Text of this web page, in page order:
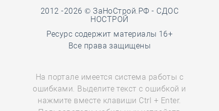
2012 -2026 © ЗаНоСтрой.РФ - СДОС
НОСТРОЙ
Ресурс содержит материалы 16+
Все права защищены
На портале имеется система работы с
ошибками. Выделите текст с ошибкой и
нажмите вместе клавиши Ctrl + Enter.